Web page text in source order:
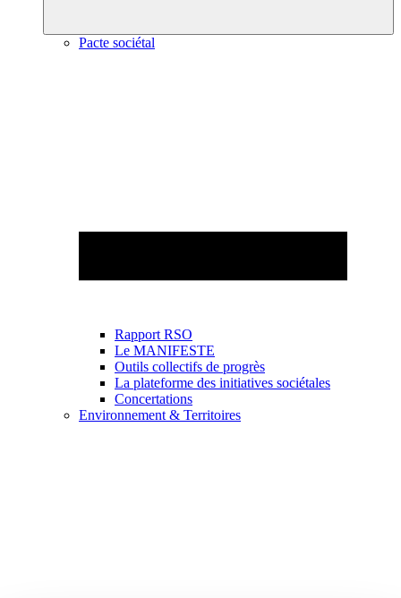
Pacte sociétal
Rapport RSO
Le MANIFESTE
Outils collectifs de progrès
La plateforme des initiatives sociétales
Concertations
Environnement & Territoires